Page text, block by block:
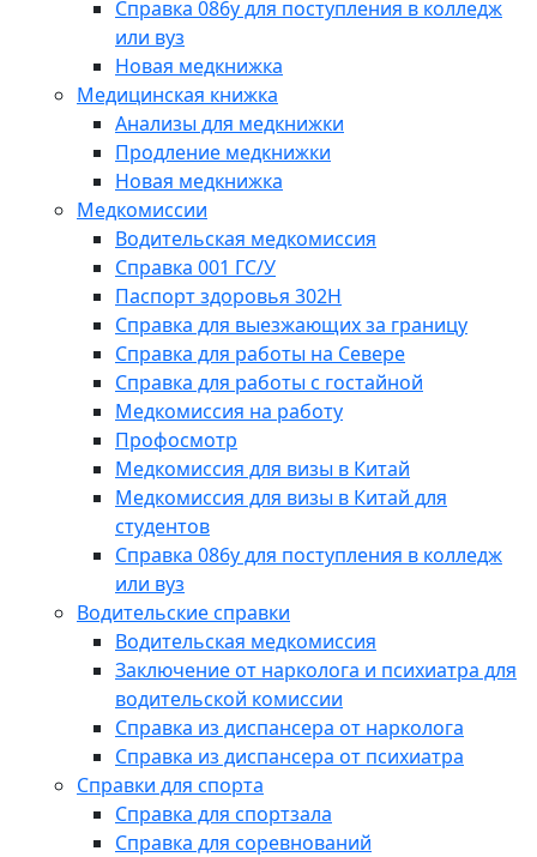
Справка 086у для поступления в колледж
или вуз
Новая медкнижка
Медицинская книжка
Анализы для медкнижки
Продление медкнижки
Новая медкнижка
Медкомиссии
Водительская медкомиссия
Справка 001 ГС/У
Паспорт здоровья 302Н
Справка для выезжающих за границу
Справка для работы на Севере
Справка для работы с гостайной
Медкомиссия на работу
Профосмотр
Медкомиссия для визы в Китай
Медкомиссия для визы в Китай для
студентов
Справка 086у для поступления в колледж
или вуз
Водительские справки
Водительская медкомиссия
Заключение от нарколога и психиатра для
водительской комиссии
Справка из диспансера от нарколога
Справка из диспансера от психиатра
Справки для спорта
Справка для спортзала
Справка для соревнований